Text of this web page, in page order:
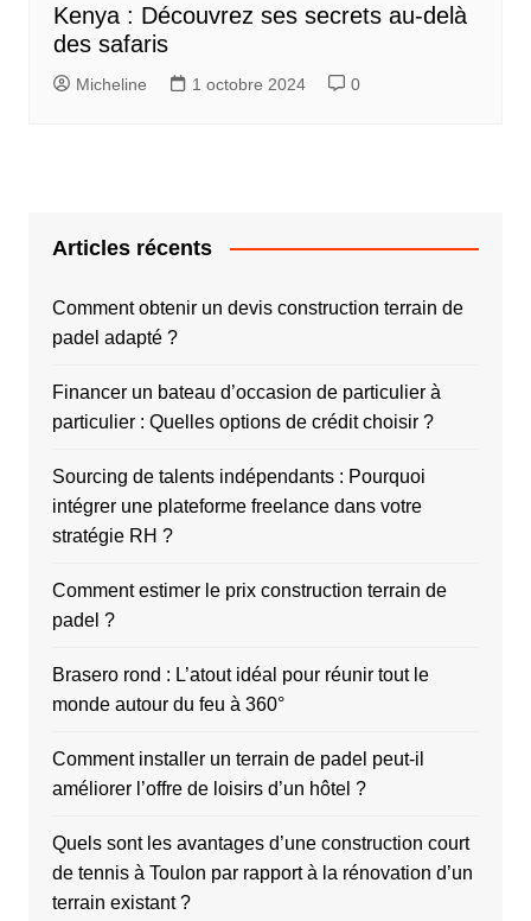
Kenya : Découvrez ses secrets au-delà
des safaris
Micheline 1 octobre 2024 0
Articles récents
Comment obtenir un devis construction terrain de
padel adapté ?
Financer un bateau d’occasion de particulier à
particulier : Quelles options de crédit choisir ?
Sourcing de talents indépendants : Pourquoi
intégrer une plateforme freelance dans votre
stratégie RH ?
Comment estimer le prix construction terrain de
padel ?
Brasero rond : L’atout idéal pour réunir tout le
monde autour du feu à 360°
Comment installer un terrain de padel peut-il
améliorer l’offre de loisirs d’un hôtel ?
Quels sont les avantages d’une construction court
de tennis à Toulon par rapport à la rénovation d’un
terrain existant ?